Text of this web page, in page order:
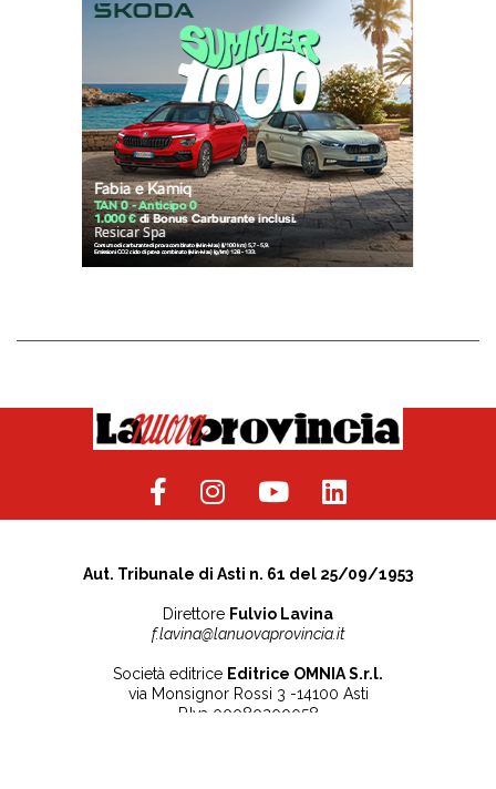
Aut. Tribunale di Asti n. 61 del 25/09/1953
Direttore Fulvio Lavina
f.lavina@lanuovaprovincia.it
Società editrice Editrice OMNIA S.r.l.
via Monsignor Rossi 3 -14100 Asti
P.Iva 00080200058